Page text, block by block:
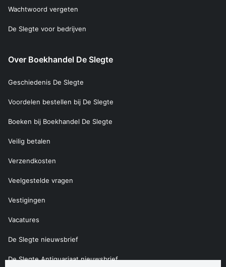
Wachtwoord vergeten
De Slegte voor bedrijven
Over Boekhandel De Slegte
Geschiedenis De Slegte
Voordelen bestellen bij De Slegte
Boeken bij Boekhandel De Slegte
Veilig betalen
Verzendkosten
Veelgestelde vragen
Vestigingen
Vacatures
De Slegte nieuwsbrief
De Slegte Antiquariaat nieuwsbrief